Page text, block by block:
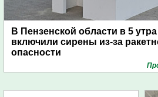
В Пензенской области в 5 утра
включили сирены из-за
опасности